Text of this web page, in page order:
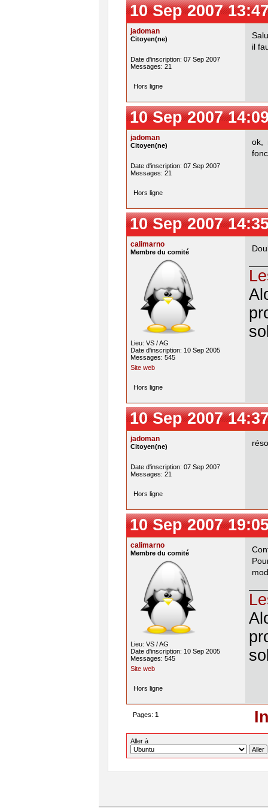
10 Sep 2007
jadoman
Citoyen(ne)
Date d'inscription: 07 Sep 2007
Messages: 21
il
Hors ligne
10 Sep 2007
jadoman
Citoyen(ne)
Date d'inscription: 07 Sep 2007
Messages: 21
ok,
Hors ligne
10 Sep 2007
calimarno
Membre du comité
Lieu: VS / AG
Date d'inscription: 10 Sep 2005
Messages: 545
Site web
Hors ligne
10 Sep 2007
jadoman
Citoyen(ne)
Date d'inscription: 07 Sep 2007
Messages: 21
Hors ligne
10 Sep 2007
calimarno
Membre du comité
Lieu: VS / AG
Date d'inscription: 10 Sep 2005
Messages: 545
Site web
Hors ligne
Pages: 1
Aller à